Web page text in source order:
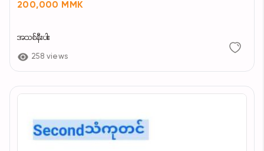
200,000 MMK
အသစ်နီးပါး
258 views